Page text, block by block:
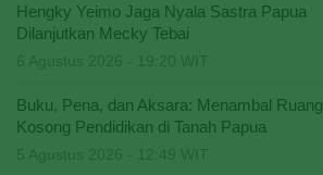
Hengky Yeimo Jaga Nyala Sastra Papua
Dilanjutkan Mecky Tebai
Buku, Pena, dan Aksara: Menambal Ruang
Kosong Pendidikan di Tanah Papua